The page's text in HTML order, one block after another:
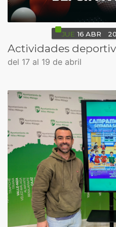
JUE 16 ABR 20
Actividades
del 17 al 19 de abril